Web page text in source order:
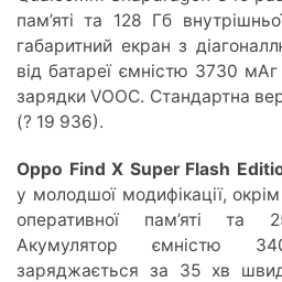
пам’яті та 128 Гб
габаритний екран з
від батареї ємністю 3730
зарядки VOOC. Стандартна
(? 19 936).
Oppo Find X Super Flash
у молодшої модифікації,
оперативної пам’яті та
Акумулятор ємністю
заряджається за 35 хв